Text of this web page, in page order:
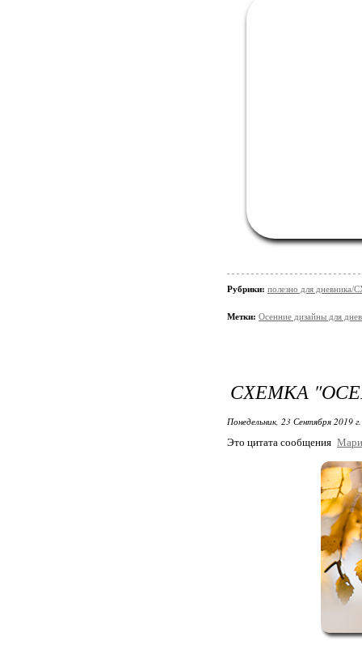
Рубрики: полезно для
Метки: Осенние дизайны для
СХЕМКА
Понедельник, 23 Сентября 2019
Это цитата сообщения